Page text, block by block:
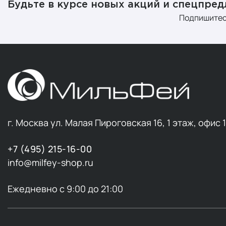
Будьте в курсе новых акций и
г. Москва ул. Малая Пироговская 16, 1 этаж, офис
+7 (495) 215-16-00
info@milfey-shop.ru
Ежедневно с 9:00 до 21:00